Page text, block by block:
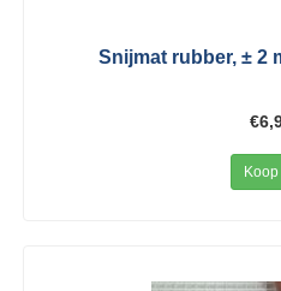
Snijmat rubber, ± 2